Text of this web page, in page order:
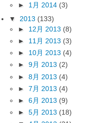
► 1月 2014 (3)
▼ 2013 (133)
► 12月 2013 (8)
► 11月 2013 (3)
► 10月 2013 (4)
► 9月 2013 (2)
► 8月 2013 (4)
► 7月 2013 (4)
► 6月 2013 (9)
► 5月 2013 (18)